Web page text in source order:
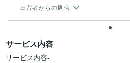
出品者からの返信
サービス内容
サービス内容-